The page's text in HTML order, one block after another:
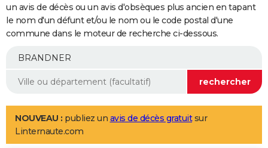
Impôts
Immobilier
Risques naturels par ville
Banque
Assurance
Crédit
AUTO
Essais
Réserver un essai
Citadines
Berlines
SUV
Forum auto
+
Mobiles
Meilleur smartphone
Internet
Ordinateurs
Jeux vidéo
Guide high-tech
Aménagement intérieur
LIFESTYLE
Art de vivre
Bien-être
Loisirs
Mode
Modes de vie
un avis de décès ou un avis d'obsèques plus ancien en tapant
le nom d'un défunt et/ou le nom ou le code postal d'une
commune dans le moteur de recherche ci-dessous.
NOUVEAU : publiez un avis de décès gratuitsur
Linternaute.com